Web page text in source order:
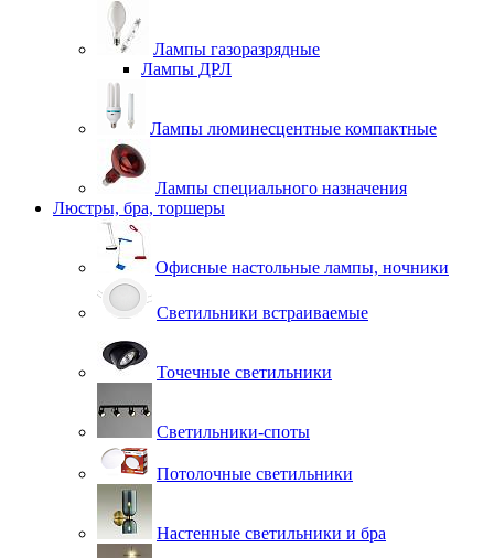
Лампы газоразрядные
Лампы ДРЛ
Лампы люминесцентные компактные
Лампы специального назначения
Люстры, бра, торшеры
Офисные настольные лампы, ночники
Светильники встраиваемые
Точечные светильники
Светильники-споты
Потолочные светильники
Настенные светильники и бра